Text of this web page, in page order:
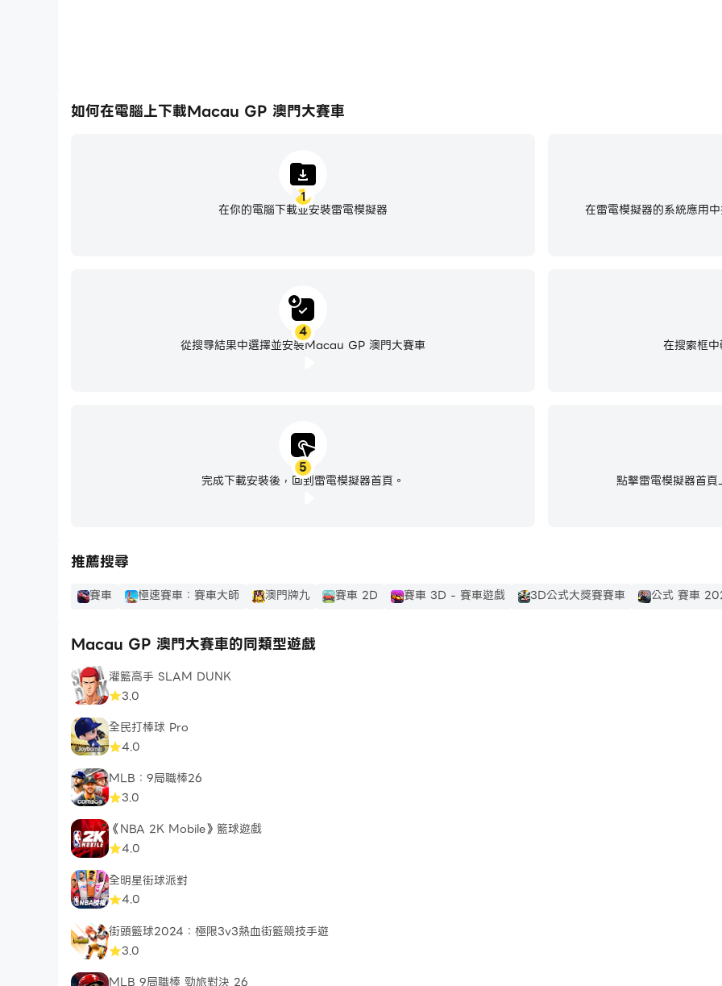
如何在電腦上下載Macau GP 澳門大賽車
1
在你的電腦下載並安裝雷電模擬器 在雷電模擬器的系統應用
在搜索框
4
從搜尋結果中選擇並安裝Macau GP 澳門大賽車
5
完成下載安裝後，回到雷電模擬器首頁。 點擊雷電模擬器首
推薦搜尋
賽車 極速賽車：賽車大師 澳門牌九 賽車 2D 賽車 3D - 賽車遊戲 3D公式大獎賽賽車 公式 賽車
Macau GP 澳門大賽車的同類型遊戲
灌籃高手 SLAM DUNK
3.0
全民打棒球 Pro
4.0
MLB：9局職棒26
3.0
《NBA 2K Mobile》籃球遊戲
4.0
全明星街球派對
4.0
街頭籃球2024：極限3v3熱血街籃競技手遊
3.0
MLB 9局職棒 勁旅對決 26